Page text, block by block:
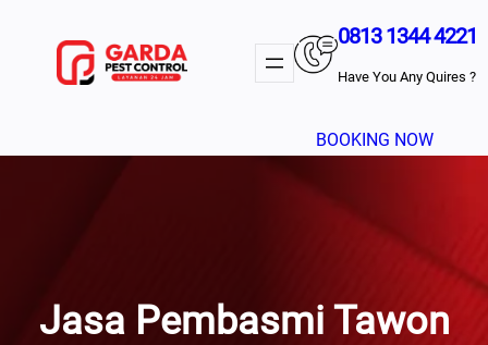
0813 1344 4221
Have You Any Quires ?
BOOKING NOW
Jasa Pembasmi Tawon